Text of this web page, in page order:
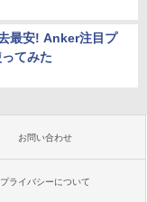
最安! Anker注目プ
てみた
お問い合わせ
プライバシーについて